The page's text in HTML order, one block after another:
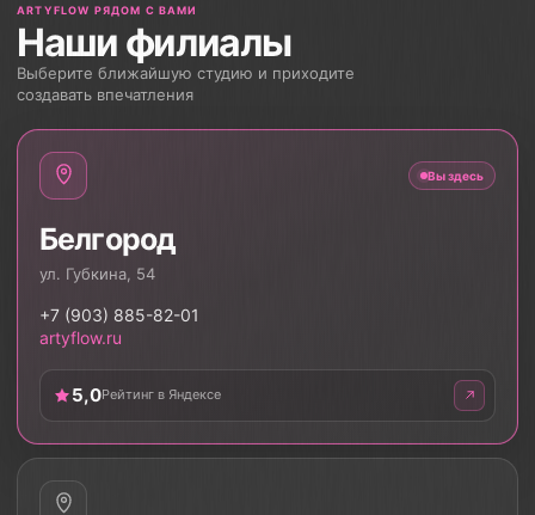
ARTYFLOW РЯДОМ С ВАМИ
Наши филиалы
Выберите ближайшую студию и приходите
создавать впечатления
Вы здесь
Белгород
ул. Губкина, 54
+7 (903) 885-82-01
artyflow.ru
5,0Рейтинг в Яндексе